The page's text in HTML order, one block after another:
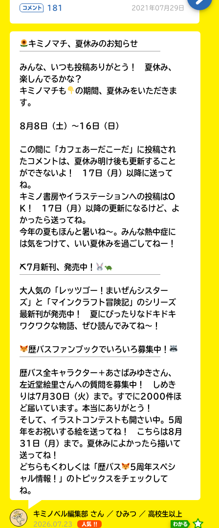
出会える
キミノラジオ配信中！
いろんな動画が
見られる
見られる
ギャラリー
コメント 181 2021年07月29日
キミノマチ、夏休みのお知らせ
みんな、いつも投稿ありがとう！ 夏休み、
楽しんでるかな？
キミノマチも
の期間、夏休みをいただきま
す。
8月8日（土）～16日（日）
この間に「カフェあーだこーだ」に投稿され
たコメントは、夏休み明け後も更新すること
ができないよ！ 17日（月）以降に送って
ね。
キミノ書房やイラステーションへの投稿はO
K！ 17日（月）以降の更新になるけど、よ
かったら送ってね。
今年の夏もほんと暑いね～。みんな熱中症に
は気をつけて、いい夏休みを過ごしてねー！
⛏7月新刊、発売中！
大人気の「レッツゴー！まいぜんシスター
ズ」と「マインクラフト冒険記」のシリーズ
最新刊が発売中！ 夏にぴったりなドキドキ
ワクワクな物語、ぜひ読んでみてね～！
歴バスファンブックでいろいろ募集中！
歴バス全キャラクター＋あさばみゆきさん、
左近堂絵里さんへの質問を募集中！ しめき
りは7月30日（火）まで。すでに2000件ほ
ど届いています。本当にありがとう！
そして、イラストコンテストも開さい中。5周
年をお祝いする絵を送ってね！ こちらは8月
31日（月）まで。夏休みによかったら描いて
送ってね！
どちらもくわしくは「歴バス
5周年スペシ
ャル情報！」のトピックスをチェックして
ね。
キミノベル編集部 さん ／ ひみつ ／ 高校生以上
2026.07.23 人気 !! わかる